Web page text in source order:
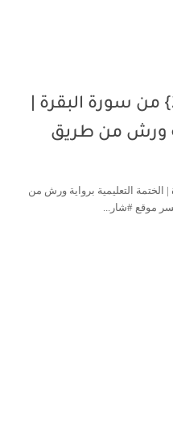
قراءة صفحة {23} من سورة البقرة |
ورش من طريق
البقرة | الختمة التعليمية برواية ورش من
موقع #شار...